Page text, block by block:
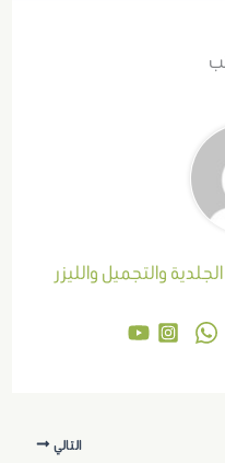
والتجميل والليزر
التالي